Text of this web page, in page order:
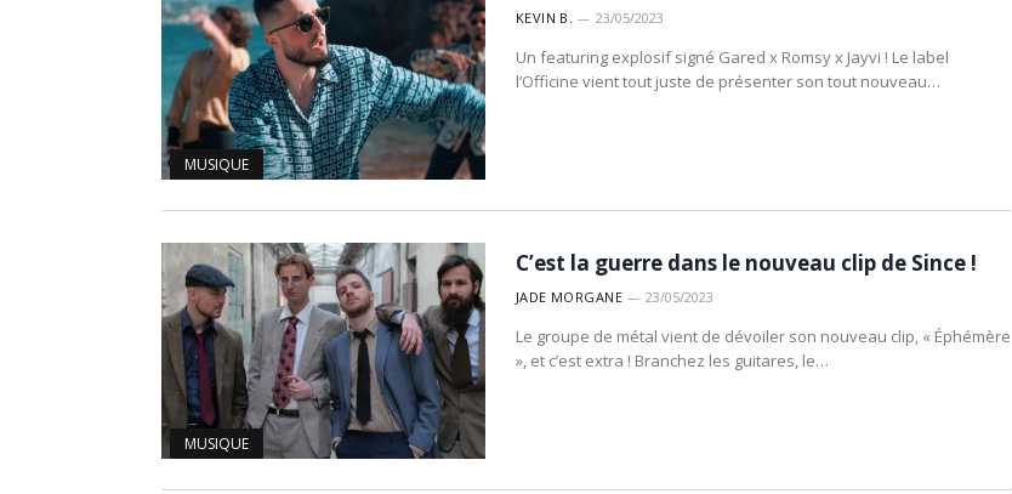
MUSIQUE
KEVIN B. 23/05/2023
Un featuring explosif signé Gared x Romsy x Jayvi ! Le label
l’Officine vient tout juste de présenter son tout nouveau…
MUSIQUE
C’est la guerre dans le nouveau clip de Since !
JADE MORGANE 23/05/2023
Le groupe de métal vient de dévoiler son nouveau clip, « Éphémère
», et c’est extra ! Branchez les guitares, le…